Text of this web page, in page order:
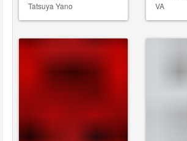
Tatsuya Yano VA